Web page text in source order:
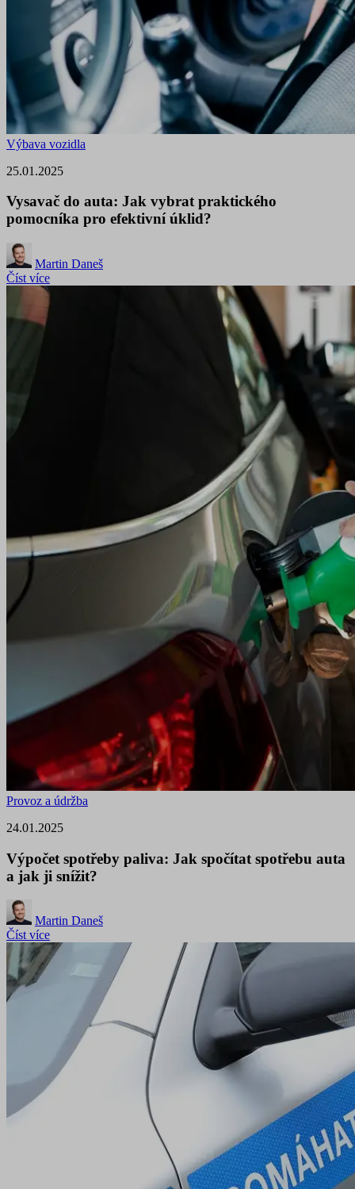
Výbava vozidla
25.01.2025
Vysavač do auta: Jak vybrat praktického
pomocníka pro efektivní úklid?
Martin Daneš
Číst více
Provoz a údržba
24.01.2025
Výpočet spotřeby paliva: Jak spočítat spotřebu auta
a jak ji snížit?
Martin Daneš
Číst více